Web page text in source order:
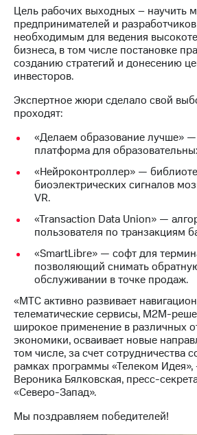
МТС
о технологиях
Достижения
Интервью
Финансовая
отчетность
Контакты
спикера
и акционерам
Корпоративное
управление
Корпоративный
секретарь
Раскрытие
информации
Информация
акционерам
Документы
ПАО
"МТС"
Собрания
акционеров
Личный
кабинет
акционера
Цель рабочих выходных – научить
предпринимателей и
необходимым для ведения
бизнеса, в том числе постановке
созданию стратегий и донесению
инвесторов.
Экспертное жюри сделало свой
проходят:
«Делаем образование лучше»
платформа для
«Нейроконтроллер» —
биоэлектрических сигналов
VR.
«Transaction Data Union» —
пользователя по транзакциям
«SmartLibre» — софт для
позволяющий снимать
обслуживании в точке продаж.
«МТС активно развивает
телематические сервисы, M2M-
широкое применение в различных
экономики, осваивает новые
том числе, за счет сотрудничества
рамках программы «Телеком
Вероника Бялковская, пресс-
«Северо-Запад».
Мы поздравляем победителей!